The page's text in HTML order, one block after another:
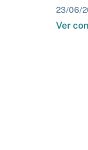
23/06/
Ver